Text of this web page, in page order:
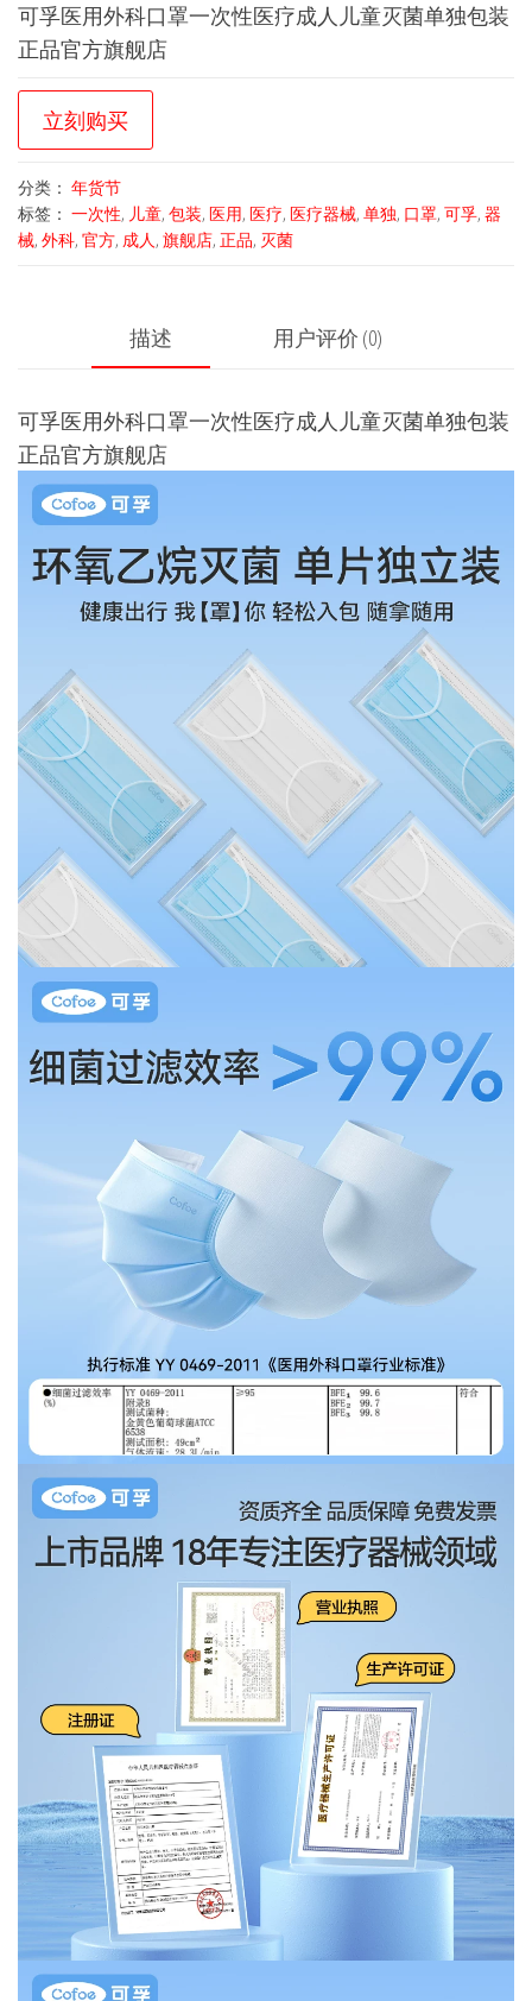
可孚医用外科口罩一次性医疗成人儿童灭菌单独包装
正品官方旗舰店
立刻购买
分类： 年货节
标签： 一次性, 儿童, 包装, 医用, 医疗, 医疗器械, 单独, 口罩, 可孚, 器
械, 外科, 官方, 成人, 旗舰店, 正品, 灭菌
描述 用户评价 (0)
可孚医用外科口罩一次性医疗成人儿童灭菌单独包装
正品官方旗舰店